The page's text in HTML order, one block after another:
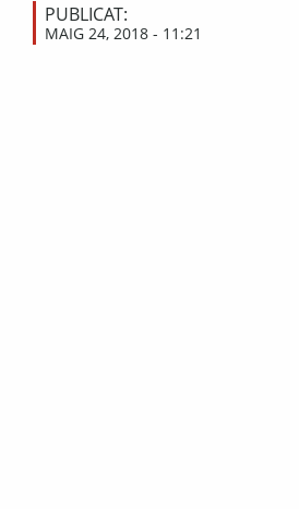
PUBLICAT:
MAIG 24, 2018 - 11:21